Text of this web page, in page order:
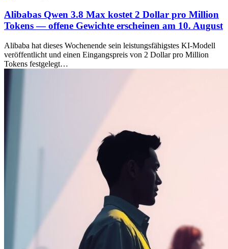
Alibabas Qwen 3.8 Max kostet 2 Dollar pro Million
Tokens — offene Gewichte erscheinen am 10. August
Alibaba hat dieses Wochenende sein leistungsfähigstes KI-Modell
veröffentlicht und einen Eingangspreis von 2 Dollar pro Million
Tokens festgelegt…